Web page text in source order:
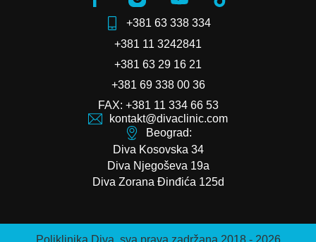
+381 63 338 334
+381 11 3242841
+381 63 29 16 21
+381 69 338 00 36
FAX: +381 11 334 66 53
kontakt@divaclinic.com
Beograd:
Diva Kosovska 34
Diva Njegoševa 19a
Diva Zorana Đinđića 125d
Poliklinika Diva, sva prava zadržana 2018 - 2026